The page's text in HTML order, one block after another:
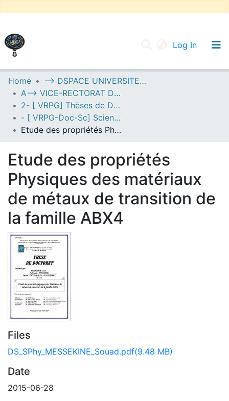
Log In
UNIVERSITY OF D.L SIDI BEL ABBES
Communities & Collections
All of DSpace
Statistics
Home
--> DSPACE UNIVERSITE DJILALLI LIABES DE SIDI BEL ABBES
A--> VICE-RECTORAT DE LA POST-GRADUATION
2- [ VRPG] Thèses de Doctorat en Sciences
- [ VRPG-Doc-Sc] Sciences physiques --- علوم فيزيائية
Etude des propriétés Physiques des matériaux de métaux de transition de la famille ABX4
Etude des propriétés
Physiques des matériaux
de métaux de transition de
la famille ABX4
Files
DS_SPhy_MESSEKINE_Souad.pdf(9.48 MB)
Date
2015-06-28